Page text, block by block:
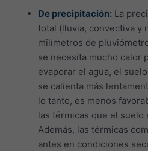
De precipitación: La
total (lluvia, convectiva y
milímetros de
se necesita mucho calor
evaporar el agua, el
se calienta más
lo tanto, es menos
las térmicas que el suelo
Además, las térmicas
antes en condiciones